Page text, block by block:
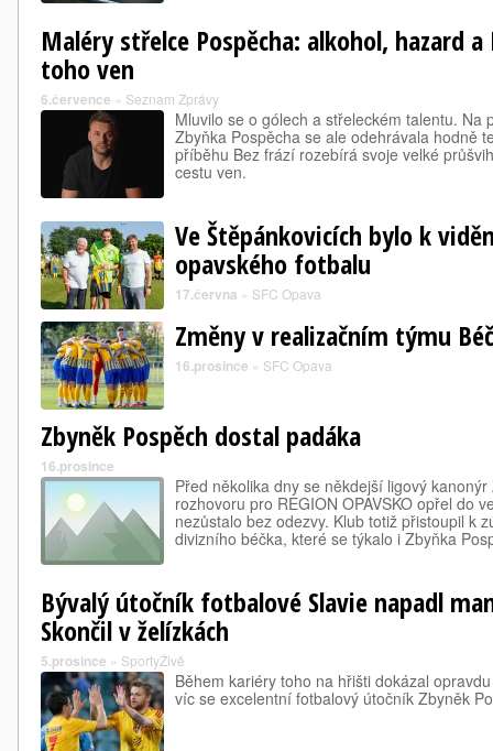
Maléry střelce Pospěcha: alkohol, hazard
toho ven
6.července » Seznam Zprávy
Mluvilo se o gólech a střeleckém talentu. Na
Zbyňka Pospěcha se ale odehrávala hodně
příběhu Bez frází rozebírá svoje velké
cestu ven.
Ve Štěpánkovicích bylo k
opavského fotbalu
17.června » SFC Opava
Změny v realizačním týmu
16.prosince » SFC Opava
Zbyněk Pospěch dostal padáka
16.prosince
Před několika dny se někdejší ligový
rozhovoru pro REGION OPAVSKO opřel do
nezůstalo bez odezvy. Klub totiž přistoupil k
divizního béčka, které se týkalo i Zbyňka
Bývalý útočník fotbalové Slavie napadl
Skončil v želízkách
5.prosince » SportyŽivě
Během kariéry toho na hřišti dokázal
víc se excelentní fotbalový útočník Zbyněk